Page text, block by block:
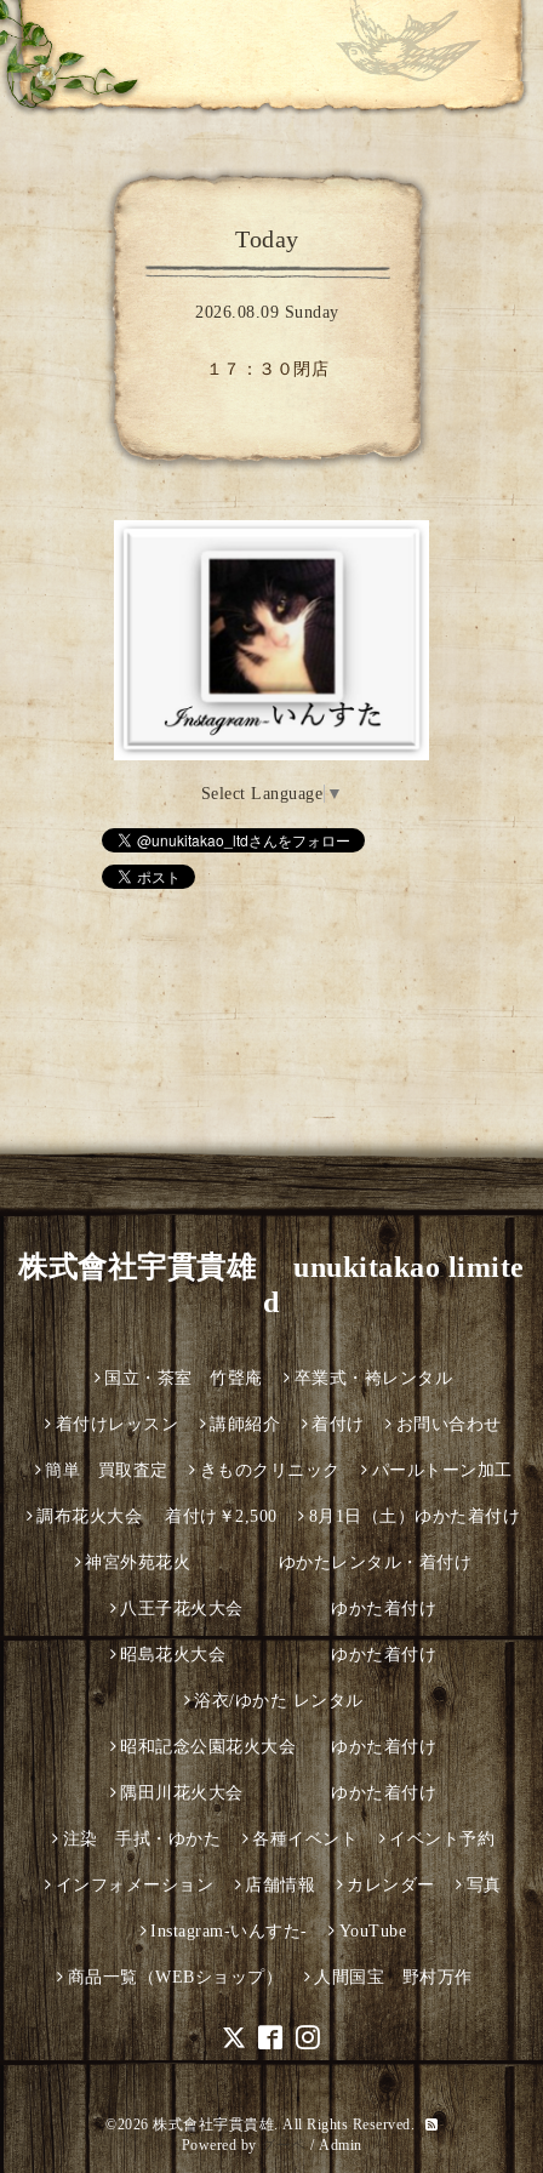
Today
2026.08.09 Sunday
１７：３０閉店
Select Language ▼
株式會社宇貫貴雄 unukitakao limite
d
国立・茶室 竹聲庵 卒業式・袴レンタル
着付けレッスン 講師紹介 着付け お問い合わせ
簡単 買取査定 きものクリニック パールトーン加工
調布花火大会 着付け￥2,500 8月1日（土）ゆかた着付け
神宮外苑花火 ゆかたレンタル・着付け
八王子花火大会 ゆかた着付け
昭島花火大会 ゆかた着付け
浴衣/ゆかた レンタル
昭和記念公園花火大会 ゆかた着付け
隅田川花火大会 ゆかた着付け
注染 手拭・ゆかた 各種イベント イベント予約
インフォメーション 店舗情報 カレンダー 写真
Instagram-いんすた- YouTube
商品一覧（WEBショップ） 人間国宝 野村万作
©2026 株式會社宇貫貴雄. All Rights Reserved.
Powered by グーペ/Admin